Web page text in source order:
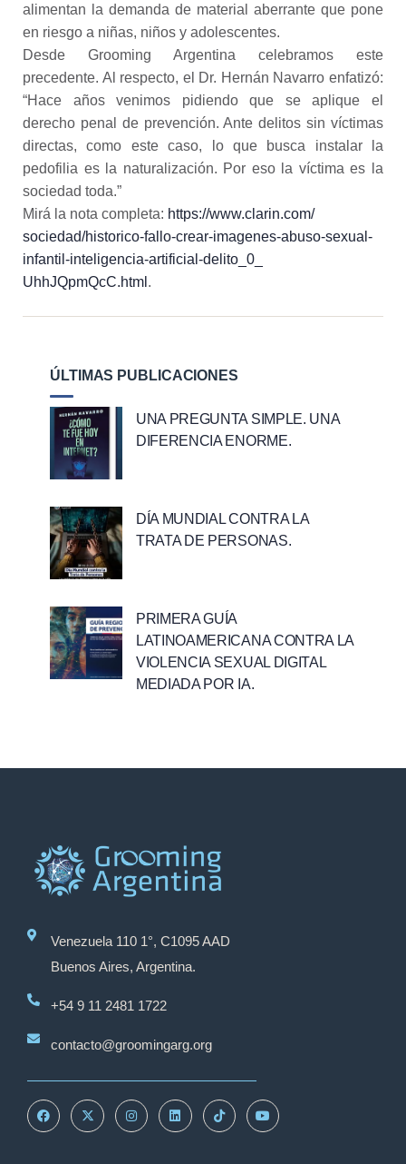
alimentan la demanda de material aberrante que pone
en riesgo a niñas, niños y adolescentes.
Desde Grooming Argentina celebramos este
precedente. Al respecto, el Dr. Hernán Navarro enfatizó:
“Hace años venimos pidiendo que se aplique el
derecho penal de prevención. Ante delitos sin víctimas
directas, como este caso, lo que busca instalar la
pedofilia es la naturalización. Por eso la víctima es la
sociedad toda.”
Mirá la nota completa: https://www.clarin.com/
sociedad/historico-fallo-crear-imagenes-abuso-sexual-
infantil-inteligencia-artificial-delito_0_
UhhJQpmQcC.html .
ÚLTIMAS PUBLICACIONES
UNA PREGUNTA SIMPLE. UNA
DIFERENCIA ENORME.
DÍA MUNDIAL CONTRA LA
TRATA DE PERSONAS.
PRIMERA GUÍA
LATINOAMERICANA CONTRA LA
VIOLENCIA SEXUAL DIGITAL
MEDIADA POR IA.
Venezuela 110 1°, C1095 AAD
Buenos Aires, Argentina.
+54 9 11 2481 1722
contacto@groomingarg.org